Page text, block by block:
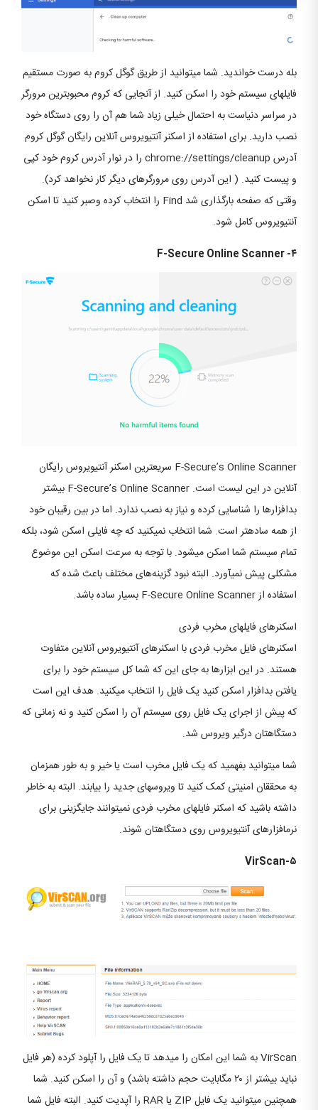
بله درست خواندید. شما می‎توانید از طریق گوگل کروم به صورت مستقیم
فایل‎های سیستم خود را اسکن کنید. از آنجایی که کروم محبوب‎ترین مرورگر
در سراسر دنیاست به احتمال خیلی زیاد شما هم آن را روی دستگاه خود
نصب دارید. برای استفاده از اسکنر آنتی‎ویروس آنلاین رایگان گوگل کروم
آدرس chrome://settings/cleanup را در نوار آدرس کروم خود کپی
و پیست کنید. ( این آدرس روی مرورگرهای دیگر کار نخواهد کرد).
وقتی که صفحه بارگذاری شد Find را انتخاب کرده وصبر کنید تا اسکن
آنتی‎ویروس کامل شود.
۴- F-Secure Online Scanner
F-Secure’s Online Scanner سریع‎ترین اسکنر آنتی‎ویروس رایگان
آنلاین در این لیست است. F-Secure’s Online Scanner بیشتر
بدافزارها را شناسایی کرده و نیاز به نصب ندارد. اما در بین رقیبان خود
از همه ساده‎تر است. شما انتخاب نمی‎کنید که چه فایلی اسکن شود، بلکه
تمام سیستم شما اسکن می‎شود. با توجه به سرعت اسکن این موضوع
مشکلی پیش نمی‎آورد. البته نبود گزینه‌های مختلف باعث شده که
استفاده از F-Secure Online Scanner بسیار ساده باشد.
اسکنرهای فایل‎های مخرب فردی
اسکنرهای فایل مخرب فردی با اسکنرهای آنتی‎ویروس آنلاین متفاوت
هستند. در این ابزارها به جای این که شما کل سیستم خود را برای
یافتن بدافزار اسکن کنید یک فایل را انتخاب می‏کنید. هدف این است
که پیش از اجرای یک فایل روی سیستم آن را اسکن کنید و نه زمانی که
دستگاهتان درگیر ویروس شد.
شما می‎توانید بفهمید که یک فایل مخرب است یا خیر و به طور همزمان
به محققان امنیتی کمک کنید تا ویروس‎های جدید را بیابند. البته به خاطر
داشته باشید که اسکنر فایل‎های مخرب فردی نمی‎توانند جایگزینی برای
نرم‎افزارهای آنتی‎ویروس روی دستگاهتان شوند.
۵-VirScan
VirScan به شما این امکان را می‎دهد تا یک فایل را آپلود کرده (هر فایل
نباید بیشتر از ۲۰ مگابایت حجم داشته باشد) و آن را اسکن کنید. شما
همچنین می‏توانید یک فایل ZIP یا RAR را آپدیت کنید. البته فایل شما